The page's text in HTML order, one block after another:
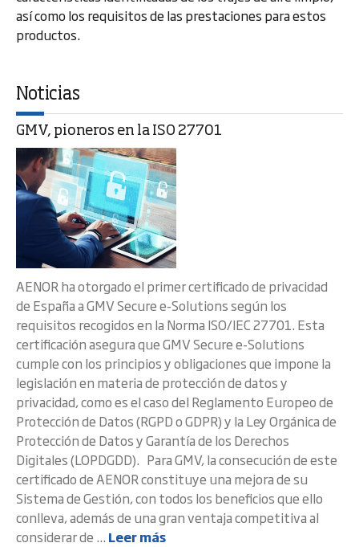
así como los requisitos de las prestaciones para estos
productos.
Noticias
GMV, pioneros en la ISO 27701
AENOR ha otorgado el primer certificado de privacidad
de España a GMV Secure e-Solutions según los
requisitos recogidos en la Norma ISO/IEC 27701. Esta
certificación asegura que GMV Secure e-Solutions
cumple con los principios y obligaciones que impone la
legislación en materia de protección de datos y
privacidad, como es el caso del Reglamento Europeo de
Protección de Datos (RGPD o GDPR) y la Ley Orgánica de
Protección de Datos y Garantía de los Derechos
Digitales (LOPDGDD). Para GMV, la consecución de este
certificado de AENOR constituye una mejora de su
Sistema de Gestión, con todos los beneficios que ello
conlleva, además de una gran ventaja competitiva al
considerar de ... Leer más